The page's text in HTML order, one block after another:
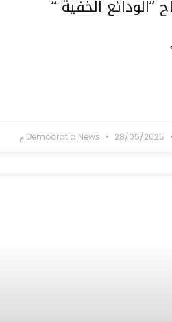
“الودائع الخفية “
Democratia News 28/05/2025